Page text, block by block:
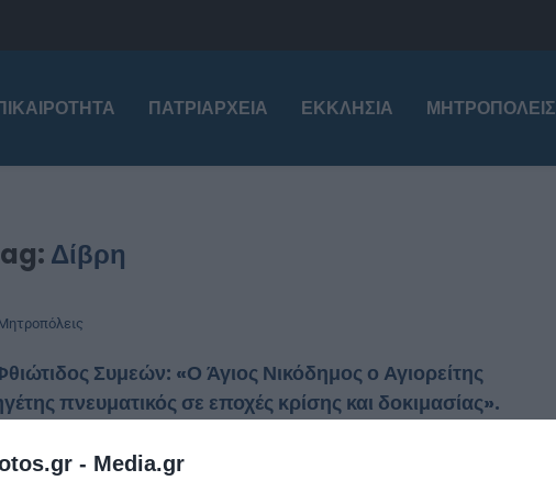
- Media.gr
ΠΑΤΡΙΑΡΧΕΊΑ ΕΚΚΛΗΣΊΑ ΜΗΤΡΟΠΌΛΕΙΣ
Δίβρη
Συμεών: «Ο Άγιος Νικόδημος ο Αγιορείτης
πνευματικός σε εποχές κρίσης και δοκιμασίας».